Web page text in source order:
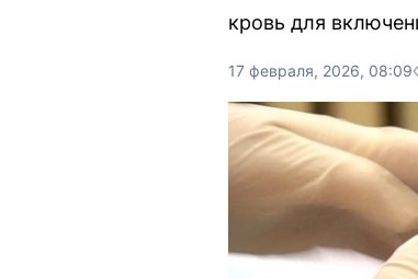
кровь для
17 февраля, 2026, 08:09